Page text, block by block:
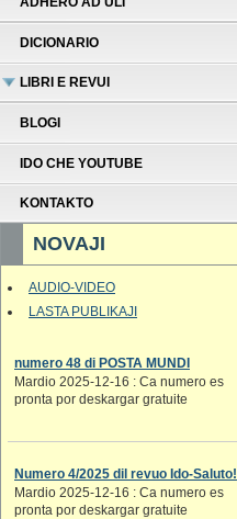
DICIONARIO
LIBRI E REVUI
BLOGI
IDO CHE YOUTUBE
KONTAKTO
NOVAJI
AUDIO-VIDEO
LASTA PUBLIKAJI
numero 48 di POSTA MUNDI
Mardio 2025-12-16 : Ca numero es
pronta por deskargar gratuite
Numero 4/2025 dil revuo Ido-Saluto!
Mardio 2025-12-16 : Ca numero es
pronta por deskargar gratuite